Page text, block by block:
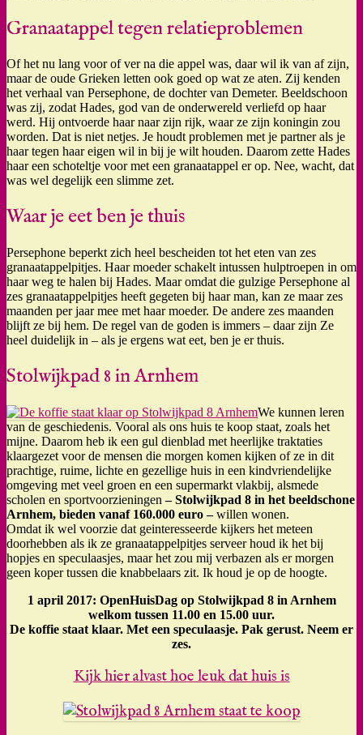
Granaatappel tegen relatieproblemen
Of het nu lang voor of ver na die appel was, daar wil ik van af zijn,
maar de oude Grieken letten ook goed op wat ze aten. Zij kenden
het verhaal van Persephone, de dochter van Demeter. Beeldschoon
was zij, zodat Hades, god van de onderwereld verliefd op haar
werd. Hij ontvoerde haar naar zijn rijk, waar ze zijn koningin zou
worden. Dat is niet netjes. Je houdt problemen met je partner als je
haar tegen haar eigen wil in bij je wilt houden. Daarom zette Hades
haar een schoteltje voor met een granaatappel er op. Nee, wacht, dat
was wel degelijk een slimme zet.
Waar je eet ben je thuis
Persephone beperkt zich heel bescheiden tot het eten van zes
granaatappelpitjes. Haar moeder schakelt intussen hulptroepen in om
haar weg te halen bij Hades. Maar omdat die gulzige Persephone al
zes granaatappelpitjes heeft gegeten bij haar man, kan ze maar zes
maanden per jaar mee met haar moeder. De andere zes maanden
blijft ze bij hem. De regel van de goden is immers – daar zijn Ze
heel duidelijk in – als je ergens wat eet, ben je er thuis.
Stolwijkpad 8 in Arnhem
We kunnen leren
van de geschiedenis. Vooral als ons huis te koop staat, zoals het
mijne. Daarom heb ik een gul dienblad met heerlijke traktaties
klaargezet voor de mensen die morgen komen kijken of ze in dit
prachtige, ruime, lichte en gezellige huis in een kindvriendelijke
omgeving met veel groen en een supermarkt vlakbij, alsmede
scholen en sportvoorzieningen– Stolwijkpad 8 in het beeldschone
Arnhem, bieden vanaf 160.000 euro –willen wonen.
Omdat ik wel voorzie dat geinteresseerde kijkers het meteen
doorhebben als ik ze granaatappelpitjes serveer houd ik het bij
hopjes en speculaasjes, maar het zou mij verbazen als er morgen
geen koper tussen die knabbelaars zit. Ik houd je op de hoogte.
1 april 2017: OpenHuisDag op Stolwijkpad 8 in Arnhem
welkom tussen 11.00 en 15.00 uur.
De koffie staat klaar. Met een speculaasje. Pak gerust. Neem er
zes.
Kijk hier alvast hoe leuk dat huis is